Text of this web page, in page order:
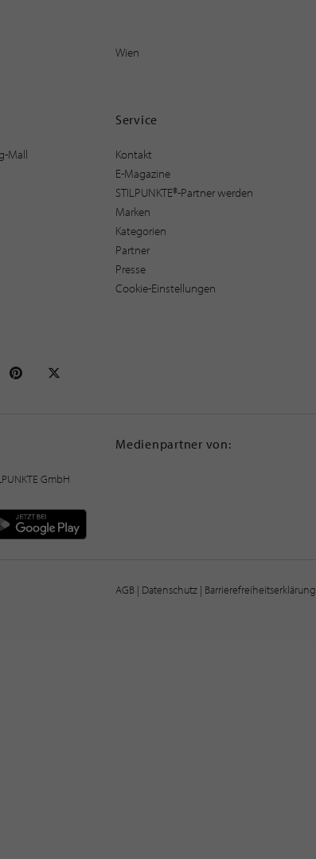
Wien
Mall
Service
Kontakt
E-Magazine
STILPUNKTE®-Partner werden
Marken
Kategorien
Partner
Presse
Cookie-Einstellungen
GmbH
Medienpartner von:
AGB | Datenschutz | Barrierefreiheitserklärung